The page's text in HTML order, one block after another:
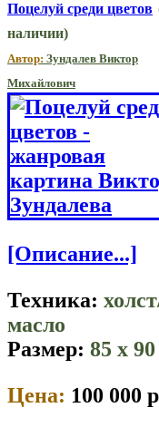
Поцелуй среди цветов
наличии)
Автор: Зундалев Виктор
Михайлович
[Описание...]
Техника:
масло
Размер: 85 x
Цена: 100 000